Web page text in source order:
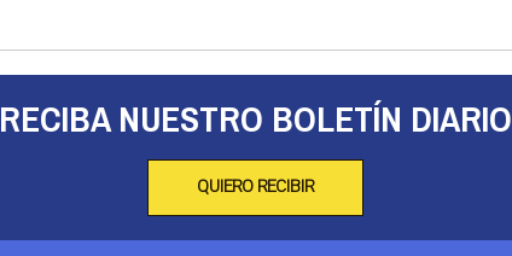
RECIBA NUESTRO BOLETÍN DIARIO
QUIERO RECIBIR